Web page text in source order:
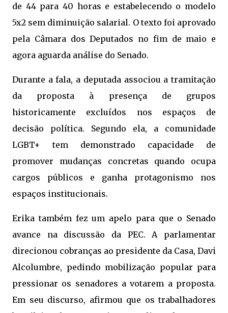
de 44 para 40 horas e estabelecendo o modelo
5x2 sem diminuição salarial. O texto foi aprovado
pela Câmara dos Deputados no fim de maio e
agora aguarda análise do Senado.
Durante a fala, a deputada associou a tramitação
da proposta à presença de grupos
historicamente excluídos nos espaços de
decisão política. Segundo ela, a comunidade
LGBT+ tem demonstrado capacidade de
promover mudanças concretas quando ocupa
cargos públicos e ganha protagonismo nos
espaços institucionais.
Erika também fez um apelo para que o Senado
avance na discussão da PEC. A parlamentar
direcionou cobranças ao presidente da Casa, Davi
Alcolumbre, pedindo mobilização popular para
pressionar os senadores a votarem a proposta.
Em seu discurso, afirmou que os trabalhadores